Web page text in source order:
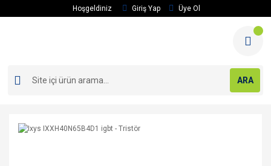
Hoşgeldiniz Giriş Yap Üye Ol
ARA